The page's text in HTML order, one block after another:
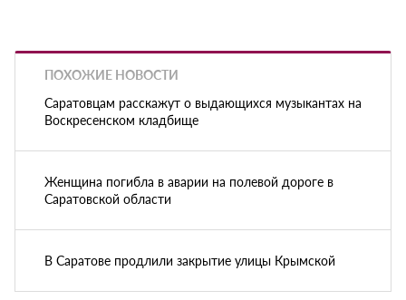
ПОХОЖИЕ НОВОСТИ
Саратовцам расскажут о выдающихся музыкантах на
Воскресенском кладбище
Женщина погибла в аварии на полевой дороге в
Саратовской области
В Саратове продлили закрытие улицы Крымской